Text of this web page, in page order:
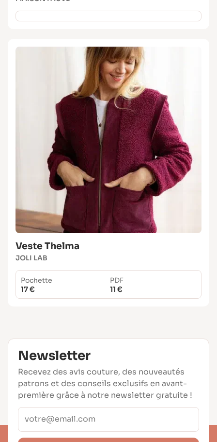
Veste Thelma
JOLI LAB
Pochette
17 €
PDF
11 €
Newsletter
Recevez des avis couture, des nouveautés
patrons et des conseils exclusifs en avant-
première grâce à notre newsletter gratuite !